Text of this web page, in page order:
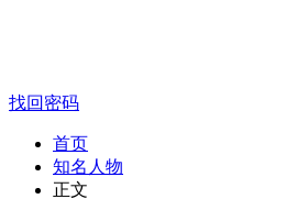
找回密码
首页
知名人物
正文